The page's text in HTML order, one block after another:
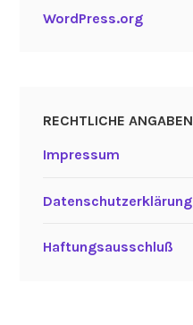
WordPress.org
RECHTLICHE ANGABEN
Impressum
Datenschutzerklärung
Haftungsausschluß